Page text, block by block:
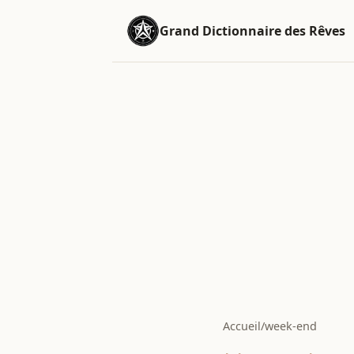
Grand Dictionnaire des Rêves
Accueil/week-end